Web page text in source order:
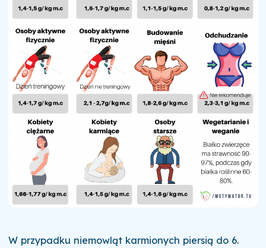
W przypadku niemowląt karmionych piersią do 6.